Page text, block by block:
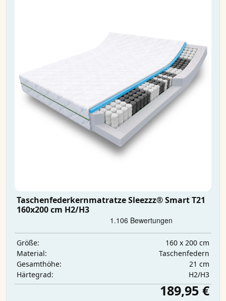
Taschenfederkernmatratze Sleezzz® Smart T21
160x200 cm H2/H3
Größe:
160 x 200 cm
Material:
Taschenfedern
Gesamthöhe:
21 cm
Härtegrad:
H2/H3
189,95 €